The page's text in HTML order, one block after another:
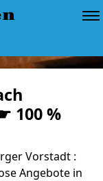
100 %
Vorstadt :
Angebote in